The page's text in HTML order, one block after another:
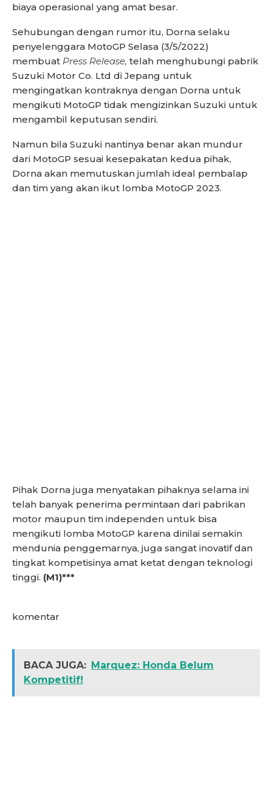
biaya operasional yang amat besar.
Sehubungan dengan rumor itu, Dorna selaku
penyelenggara MotoGP Selasa (3/5/2022)
membuat Press Release, telah menghubungi pabrik
Suzuki Motor Co. Ltd di Jepang untuk
mengingatkan kontraknya dengan Dorna untuk
mengikuti MotoGP tidak mengizinkan Suzuki untuk
mengambil keputusan sendiri.
Namun bila Suzuki nantinya benar akan mundur
dari MotoGP sesuai kesepakatan kedua pihak,
Dorna akan memutuskan jumlah ideal pembalap
dan tim yang akan ikut lomba MotoGP 2023.
Pihak Dorna juga menyatakan pihaknya selama ini
telah banyak penerima permintaan dari pabrikan
motor maupun tim independen untuk bisa
mengikuti lomba MotoGP karena dinilai semakin
mendunia penggemarnya, juga sangat inovatif dan
tingkat kompetisinya amat ketat dengan teknologi
tinggi. (M1)***
komentar
BACA JUGA: Marquez: Honda Belum
Kompetitif!